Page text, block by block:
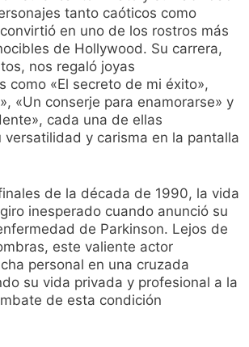
tanto caóticos como
en uno de los rostros más
de Hollywood. Su carrera,
nos regaló joyas
como «El secreto de mi éxito»,
«Un conserje para enamorarse» y
cada una de ellas
versatilidad y carisma en la pantalla
de la década de 1990, la vida
inesperado cuando anunció su
de Parkinson. Lejos de
este valiente actor
personal en una cruzada
su vida privada y profesional a la
de esta condición